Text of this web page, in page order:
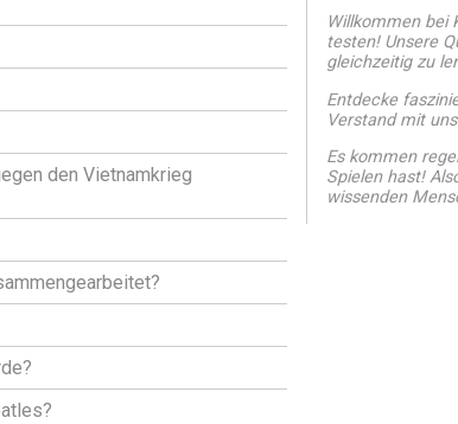
den Vietnamkrieg
Willkommen bei
testen! Unsere
gleichzeitig zu
Entdecke
Verstand mit
Es kommen
Spielen hast!
wissenden